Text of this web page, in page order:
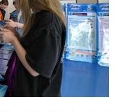
福建 江西
湖北 湖南
海南 重庆